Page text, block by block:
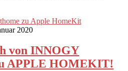
2020
von INNOGY
APPLE HOMEKIT!